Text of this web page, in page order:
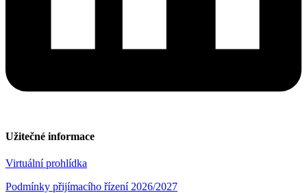
Užitečné informace
Virtuální prohlídka
Podmínky přijímacího řízení 2026/2027